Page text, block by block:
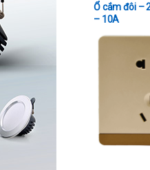
Ổ cắm đôi –
– 10A